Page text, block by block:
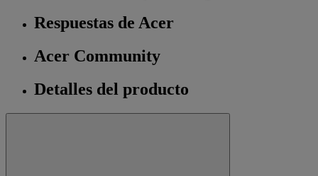
Respuestas de Acer
Acer Community
Detalles del producto